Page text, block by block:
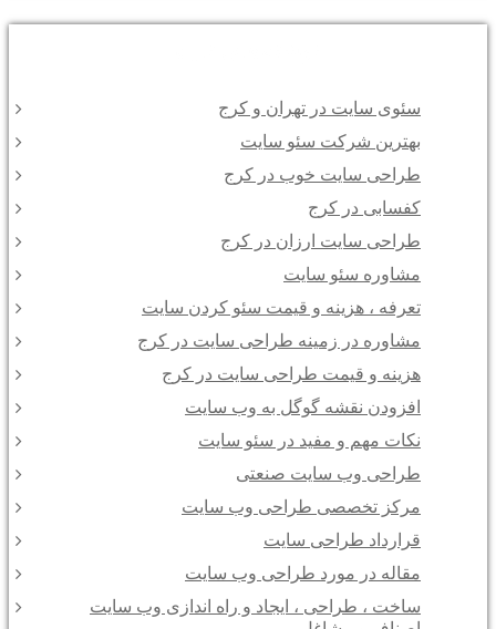
سئوی سایت در تهران و کرج
بهترین شرکت سئو سایت
طراحی سایت خوب در کرج
کفسابی در کرج
طراحی سایت ارزان در کرج
مشاوره سئو سایت
تعرفه ، هزینه و قیمت سئو کردن سایت
مشاوره در زمینه طراحی سایت در کرج
هزینه و قیمت طراحی سایت در کرج
افزودن نقشه گوگل به وب سایت
نکات مهم و مفید در سئو سایت
طراحی وب سایت صنعتی
مرکز تخصصی طراحی وب سایت
قرارداد طراحی سایت
مقاله در مورد طراحی وب سایت
ساخت ، طراحی ، ایجاد و راه اندازی وب سایت